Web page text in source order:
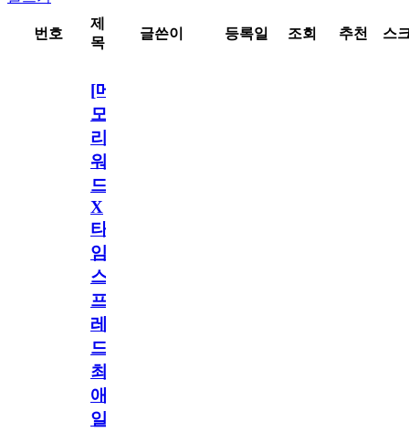
번호
제
목
글쓴이 등록일 조회 추천 스
[메
모
리
워
드
X
타
임
스
프
레
드]
최
애
일